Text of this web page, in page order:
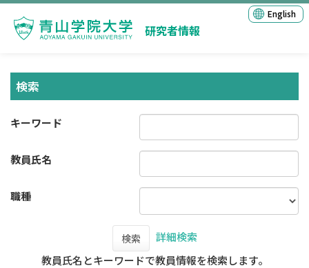
研究者情報
English
検索
キーワード
教員氏名
職種
検索
詳細検索
教員氏名とキーワードで教員情報を検索します。